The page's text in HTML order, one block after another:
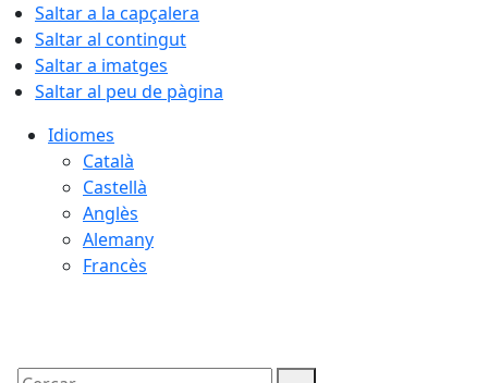
Saltar a la capçalera
Saltar al contingut
Saltar a imatges
Saltar al peu de pàgina
Idiomes
Català
Castellà
Anglès
Alemany
Francès